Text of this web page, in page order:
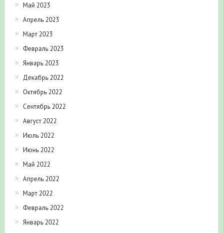
Май 2023
Апрель 2023
Март 2023
Февраль 2023
Январь 2023
Декабрь 2022
Октябрь 2022
Сентябрь 2022
Август 2022
Июль 2022
Июнь 2022
Май 2022
Апрель 2022
Март 2022
Февраль 2022
Январь 2022